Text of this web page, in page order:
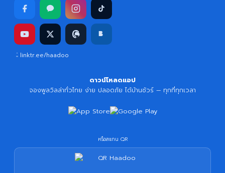
linktr.ee/haadoo
ดาวน์โหลดแอป
จองพูลวิลล่าทั่วไทย ง่าย ปลอดภัย ได้บ้านชัวร์ — ทุกที่ทุกเวลา
หรือสแกน QR